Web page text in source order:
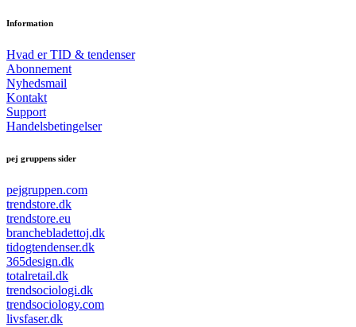
Information
Hvad er TID & tendenser
Abonnement
Nyhedsmail
Kontakt
Support
Handelsbetingelser
pej gruppens sider
pejgruppen.com
trendstore.dk
trendstore.eu
branchebladettoj.dk
tidogtendenser.dk
365design.dk
totalretail.dk
trendsociologi.dk
trendsociology.com
livsfaser.dk